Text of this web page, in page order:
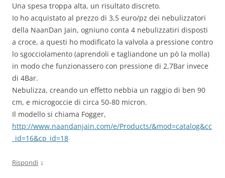
Una spesa troppa alta, un risultato discreto.
Io ho acquistato al prezzo di 3,5 euro/pz dei nebulizzatori
della NaanDan Jain, ogniuno conta 4 nebulizzatiri disposti
a croce, a questi ho modificato la valvola a pressione contro
lo sgocciolamento (aprendoli e tagliandone un pò la molla)
in modo che funzionassero con pressione di 2,7Bar invece
di 4Bar.
Nebulizza, creando un effetto nebbia un raggio di ben 90
cm, e microgoccie di circa 50-80 micron.
Il modello si chiama Fogger,
http://www.naandanjain.com/e/Products/&mod=catalog&cc
_id=16&cp_id=18
Rispondi ↓